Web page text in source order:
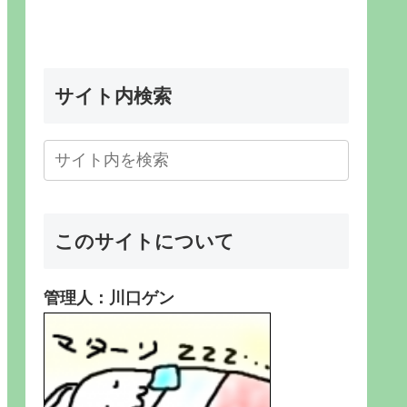
サイト内検索
このサイトについて
管理人：川口ゲン